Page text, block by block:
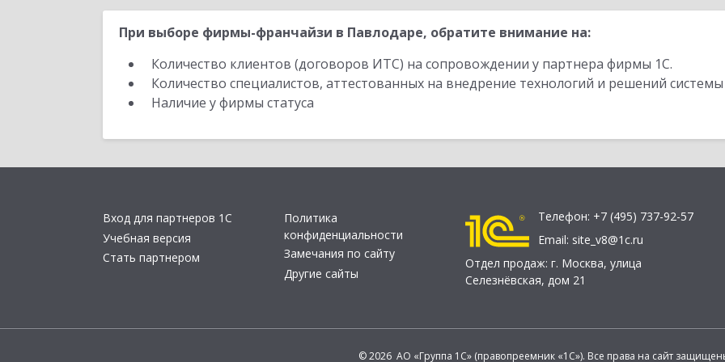
При выборе фирмы-франчайзи в Павлодаре, обратите внимание на:
Количество клиентов (договоров ИТС) на сопровождении у партнера фирмы 1С.
Количество специалистов, аттестованных на внедрение технологий и решений
Наличие у фирмы статуса
Вход для партнеров 1С
Учебная версия
Стать партнером
Политика
конфиденциальности
Замечания по сайту
Другие сайты
Телефон: +7 (495) 737-92-57
Email: site_v8@1c.ru
Отдел продаж: г. Москва, улица
Селезнёвская, дом 21
© 2026 АО «Группа 1С» (правопреемник «1С»). Все права на сайт